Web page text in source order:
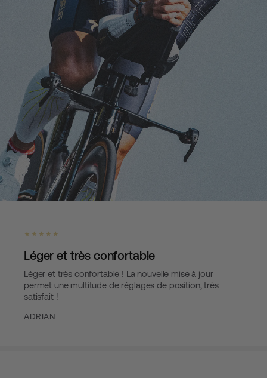
★ ★ ★ ★ ★
Léger et très confortable
Léger et très confortable ! La nouvelle mise à jour
permet une multitude de réglages de position, très
satisfait !
ADRIAN